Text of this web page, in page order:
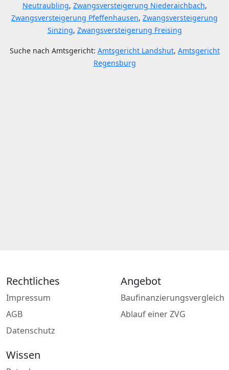
Neutraubling, Zwangsversteigerung Niederaichbach,
Zwangsversteigerung Pfeffenhausen, Zwangsversteigerung
Sinzing, Zwangsversteigerung Freising
Suche nach Amtsgericht: Amtsgericht Landshut, Amtsgericht
Regensburg
Rechtliches
Impressum
AGB
Datenschutz
Angebot
Baufinanzierungsvergleich
Ablauf einer ZVG
Wissen